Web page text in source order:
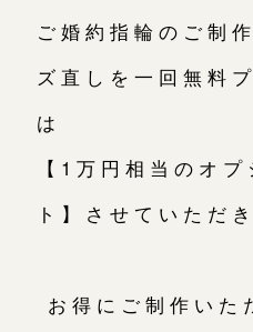
ご婚約指輪のご制
ズ直しを一回無料
は
【1万円相当のオ
ト】させていただ
お得にご制作いた